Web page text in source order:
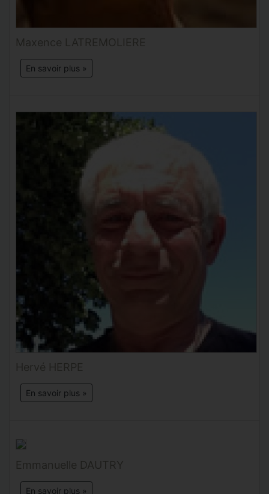
Maxence LATREMOLIERE
En savoir plus »
Hervé HERPE
En savoir plus »
Emmanuelle DAUTRY
En savoir plus »